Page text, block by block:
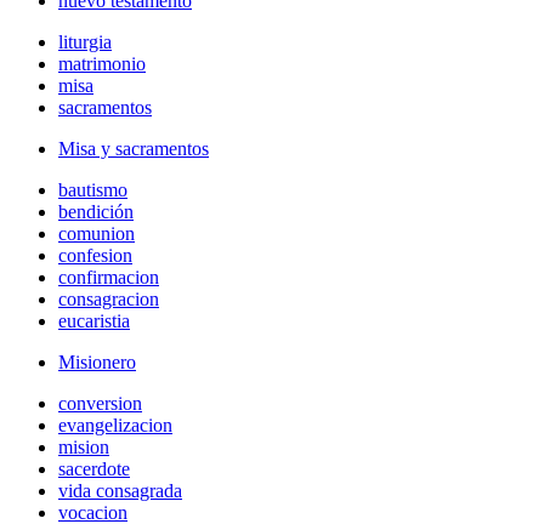
liturgia
matrimonio
misa
sacramentos
Misa y sacramentos
bautismo
bendición
comunion
confesion
confirmacion
consagracion
eucaristia
Misionero
conversion
evangelizacion
mision
sacerdote
vida consagrada
vocacion